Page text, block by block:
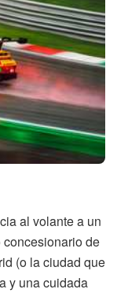
al volante a un
de
(o la ciudad que
y una cuidada